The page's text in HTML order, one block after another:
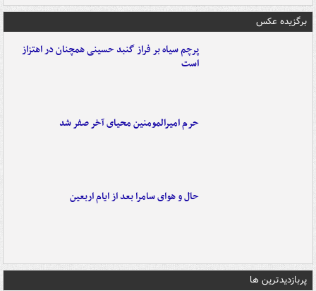
برگزیده عکس
پرچم سیاه بر فراز گنبد حسینی همچنان در اهتزاز
است
حرم امیرالمومنین محیای آخر صفر شد
حال و هوای سامرا بعد از ایام اربعین
پربازدیدترین ها